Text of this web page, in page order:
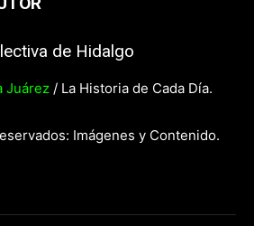
de Hidalgo
Juárez / La Historia de Cada Día.
Imágenes y Contenido.